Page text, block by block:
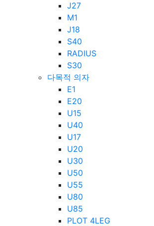
J27
M1
J18
S40
RADIUS
S30
다목적 의자
E1
E20
U15
U40
U17
U20
U30
U50
U55
U80
U85
PLOT 4LEG